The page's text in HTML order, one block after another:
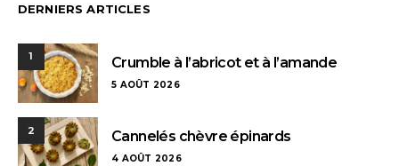
DERNIERS ARTICLES
1 Crumble à l’abricot et à l’amande
5 AOÛT 2026
2 Cannelés chèvre épinards
4 AOÛT 2026